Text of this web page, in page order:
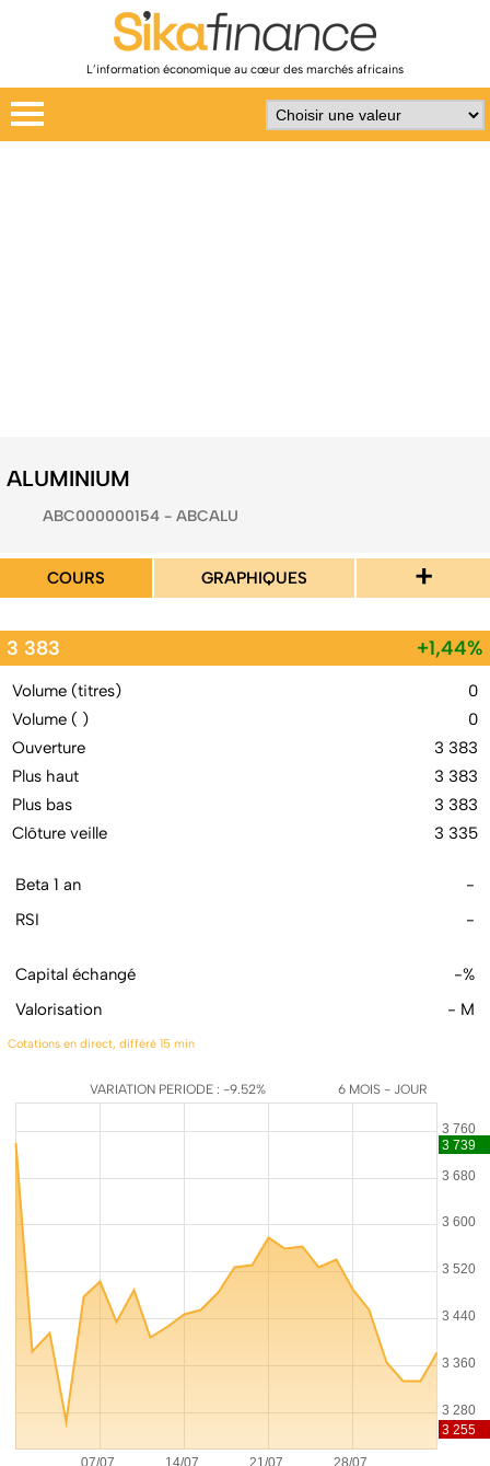
L’information économique au cœur des marchés africains
ALUMINIUM
ABC000000154 - ABCALU
COURS GRAPHIQUES +
3 383 +1,44%
Volume (titres)
0
Volume ( )
0
Ouverture
3 383
Plus haut
3 383
Plus bas
3 383
Clôture veille
3 335
Beta 1 an
-
RSI
-
Capital échangé
-%
Valorisation
- M
Cotations en direct, différé 15 min
VARIATION PERIODE : -9.52% 6 MOIS - JOUR